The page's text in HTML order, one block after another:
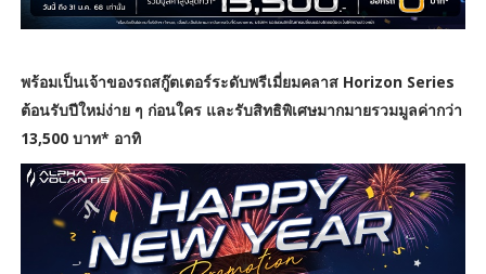
พร้อมเป็นเจ้าของรถสกู๊ตเตอร์ระดับพรีเมี่ยมคลาส Horizon Series
ต้อนรับปีใหม่ง่าย ๆ ก่อนใคร และรับสิทธิพิเศษมากมายรวมมูลค่ากว่า
13,500 บาท* อาทิ